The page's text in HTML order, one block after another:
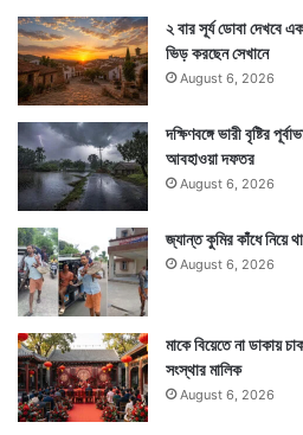
এই যোগে যেকোনও শুভকাজে বেরলে
থাকে। যেমন চাকরির পরীক্ষা,
যাওয়া, পরীক্ষা, বাড়ি কেনাবেচা
অমৃতযোগ ও মাহেন্দ্রযোগে করলে শুভ
২ বার সূর্য ডোবা দেখবে
ভিড় করছেন সেখানে
August 6, 2026
দক্ষিণবঙ্গে ভারী বৃষ্টির
আবহাওয়া দফতর
August 6, 2026
জ্যান্ত কুমির কাঁধে নিয়ে
August 6, 2026
মাকে বিয়েতে না ডাকায়
সংস্থার মালিক
August 6, 2026